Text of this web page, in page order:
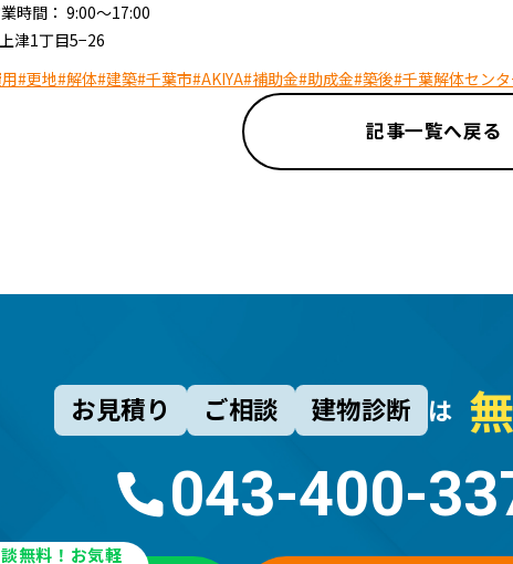
間： 9:00～17:00
津1丁目5−26
#更地#解体#建築#千葉市#AKIYA#補助金#助成金#築後#千葉解体セン
記事一覧へ戻る
お見積り ご相談 建物診断 は 無
043-400-
無料！お気軽